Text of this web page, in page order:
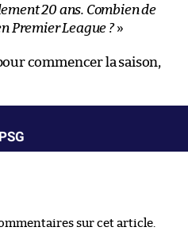
20 ans. Combien de
Premier League ?»
commencer la saison,
sur cet article.